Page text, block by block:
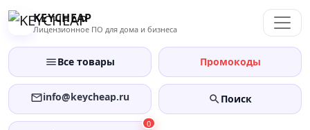
Перейти
KEYCHEAP
Лицензионное ПО для дома и бизнеса
Все товары Промокоды
info@keycheap.ru Поиск
0